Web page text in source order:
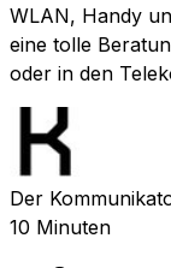
WLAN, Handy
eine tolle
oder in den
Der
10 Minuten